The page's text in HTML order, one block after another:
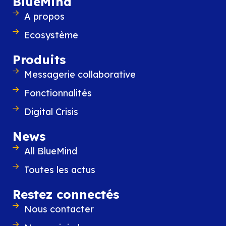
A propos
Ecosystème
Produits
Messagerie collaborative
Fonctionnalités
Digital Crisis
News
All BlueMind
Toutes les actus
Restez connectés
Nous contacter